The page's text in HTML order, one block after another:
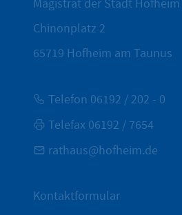
Magistrat der Stadt
Chinonplatz 2
65719 Hofheim am Taunus
Telefon 06192 / 202 - 0
Telefax 06192 / 7654
rathaus@hofheim.de
Kontaktformular